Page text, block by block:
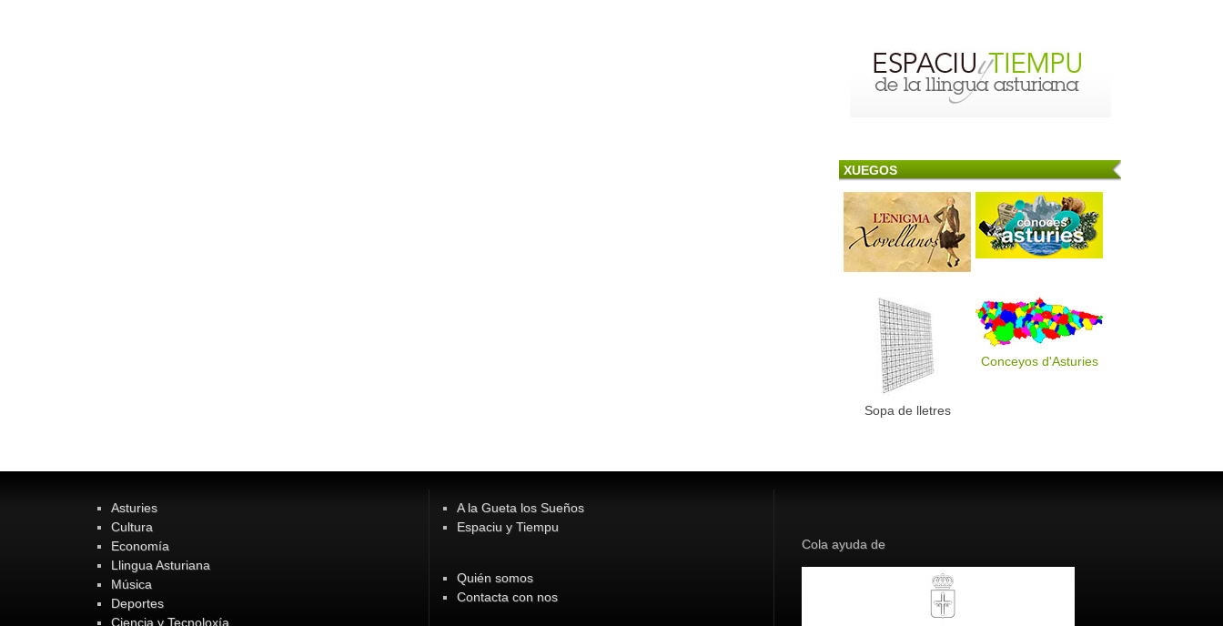
XUEGOS
Sopa de lletres
Conceyos d'Asturies
Asturies
Cultura
Economía
Llingua Asturiana
Música
Deportes
Ciencia y Tecnoloxía
A la Gueta los Sueños
Espaciu y Tiempu
Quién somos
Contacta con nos
Cola ayuda de